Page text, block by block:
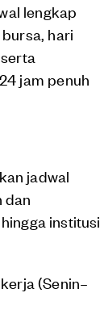
lengkap
hari
jam penuh
jadwal
dan
institusi
(Senin–